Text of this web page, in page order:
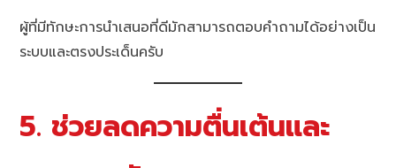
ผู้ที่มีทักษะการนำเสนอที่ดีมักสามารถตอบคำถามได้อย่างเป็น
ระบบและตรงประเด็นครับ
5. ช่วยลดความตื่นเต้นและ